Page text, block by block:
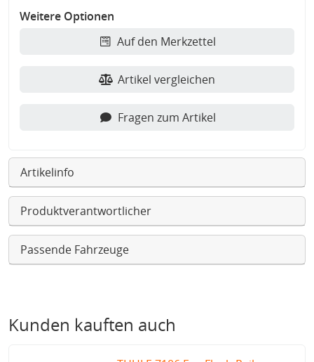
Weitere Optionen
Auf den Merkzettel
Artikel vergleichen
Fragen zum Artikel
Artikelinfo
Produktverantwortlicher
Passende Fahrzeuge
Kunden kauften auch